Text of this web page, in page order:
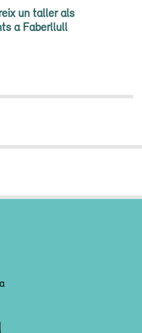
un taller als
a Faberllull